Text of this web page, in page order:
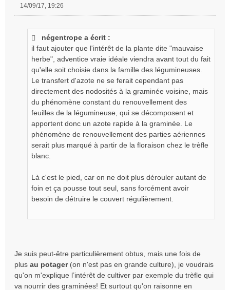
14/09/17, 19:26
négentrope a écrit :
il faut ajouter que l'intérêt de la plante dite "mauvaise
herbe", adventice vraie idéale viendra avant tout du fait
qu'elle soit choisie dans la famille des légumineuses.
Le transfert d'azote ne se ferait cependant pas
directement des nodosités à la graminée voisine, mais
du phénomène constant du renouvellement des
feuilles de la légumineuse, qui se décomposent et
apportent donc un azote rapide à la graminée. Le
phénomène de renouvellement des parties aériennes
serait plus marqué à partir de la floraison chez le trèfle
blanc.
Là c'est le pied, car on ne doit plus dérouler autant de
foin et ça pousse tout seul, sans forcément avoir
besoin de détruire le couvert régulièrement.
Je suis peut-être particulièrement obtus, mais une fois de
plus au potager(on n'est pas en grande culture), je voudrais
qu'on m'explique l’intérêt de cultiver par exemple du trèfle qui
va nourrir des graminées! Et surtout qu'on raisonne en